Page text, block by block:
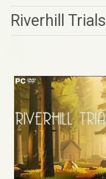
Riverhill Trials